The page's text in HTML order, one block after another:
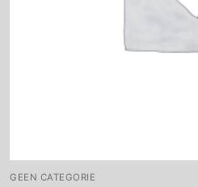
GEEN CATEGORIE